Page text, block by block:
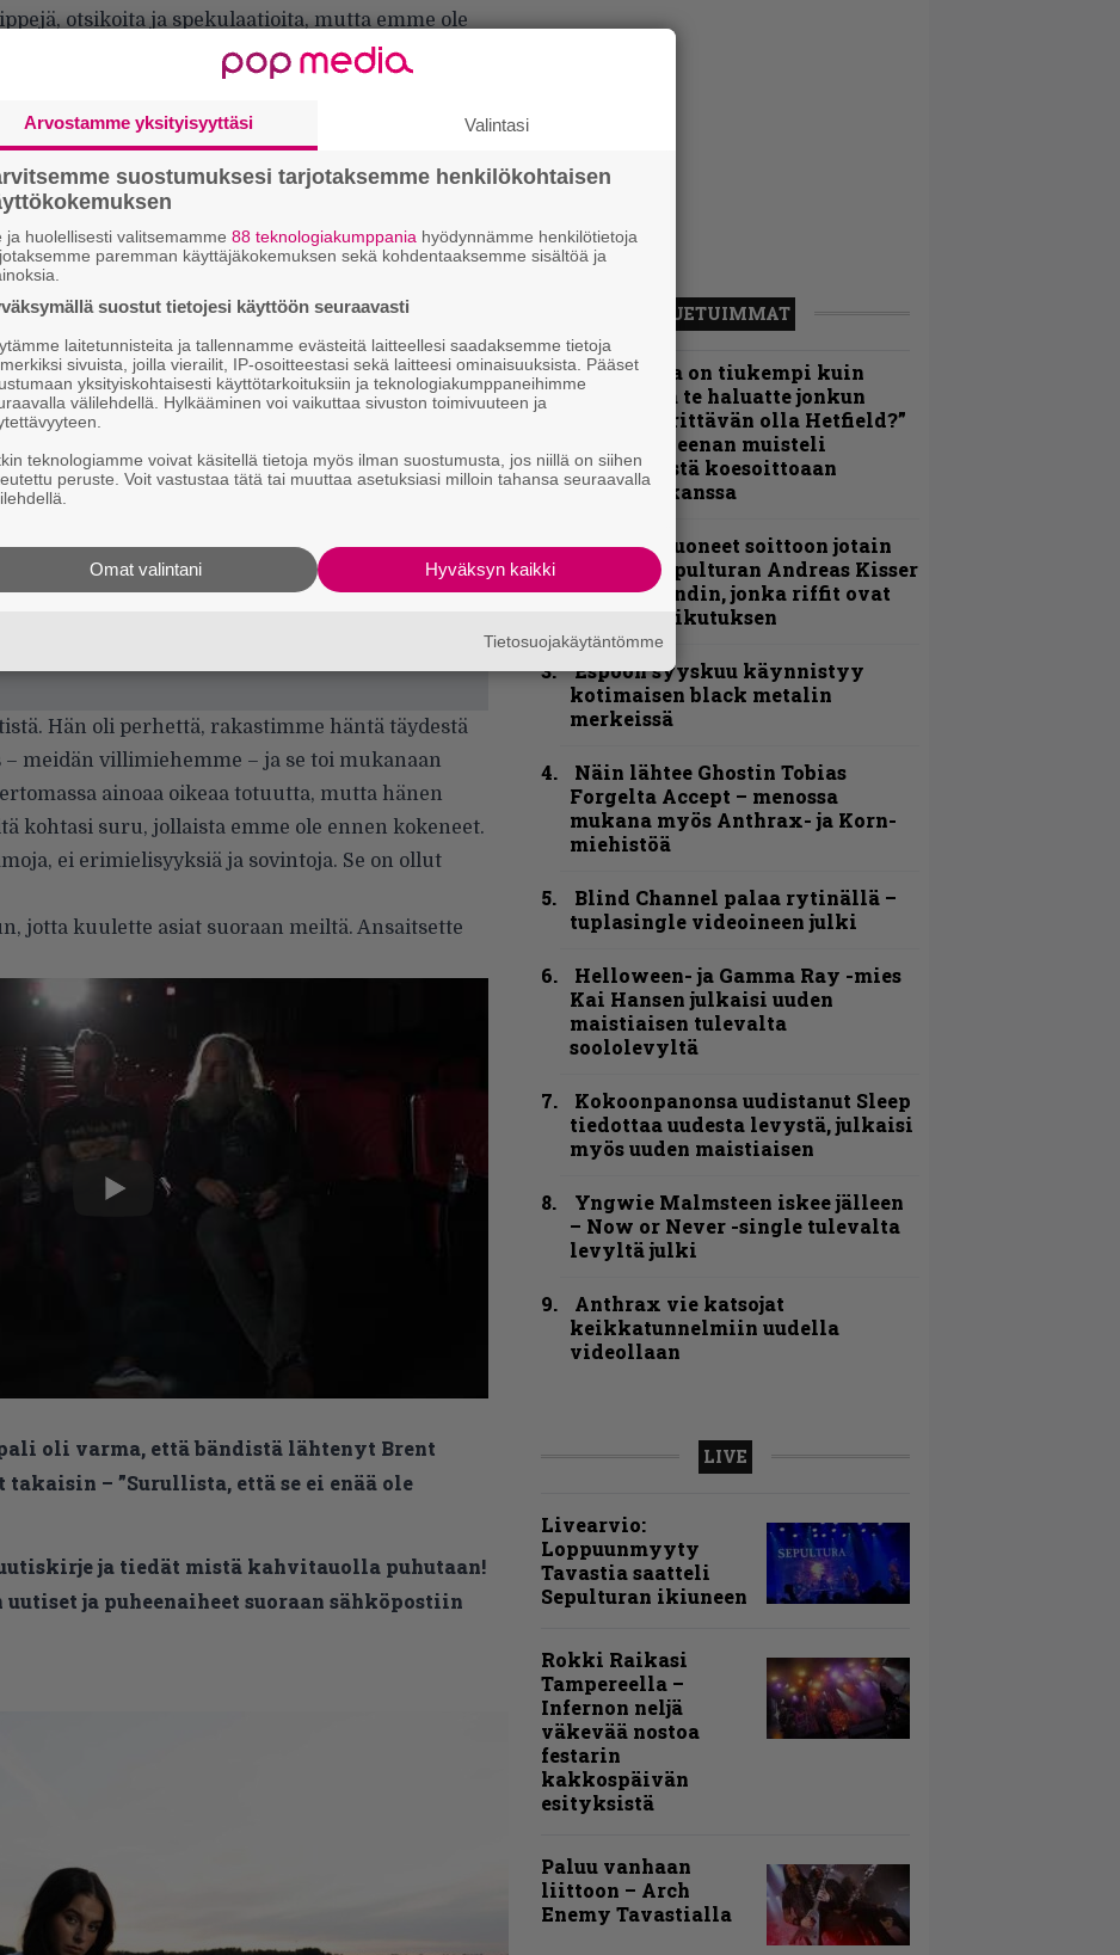
otsikoita ja spekulaatioita, mutta emme ole
kolmikko kirjoittaa somessa videon
Mastodonilta – ensimmäinen julkaisu sitten
Hän oli perhettä, rakastimme häntä täydestä
meidän villimiehemme – ja se toi mukanaan
ainoaa oikeaa totuutta, mutta hänen
kohtasi suru, jollaista emme ole ennen kokeneet.
ei erimielisyyksiä ja sovintoja. Se on ollut
jotta kuulette asiat suoraan meiltä. Ansaitsette
oli varma, että bändistä lähtenyt Brent
– ”Surullista, että se ei enää ole
ja tiedät mistä kahvitauolla puhutaan!
ja puheenaiheet suoraan sähköpostiin
LUETUIMMAT
”Metallica on tiukempi kuin
koskaan ja te haluatte jonkun
nulikan yrittävän olla Hetfield?”
– Pepper Keenan muisteli
ensimmäistä koesoittoaan
hevijätin kanssa
”He ovat tuoneet soittoon jotain
uutta” – Sepulturan Andreas Kisser
nimeää bändin, jonka riffit ovat
tehneet vaikutuksen
Espoon syyskuu käynnistyy
kotimaisen black metalin
merkeissä
Näin lähtee Ghostin Tobias
Forgelta Accept – menossa
mukana myös Anthrax- ja Korn-
miehistöä
Blind Channel palaa rytinällä –
tuplasingle videoineen julki
Helloween- ja Gamma Ray -mies
Kai Hansen julkaisi uuden
maistiaisen tulevalta
soololevyltä
Kokoonpanonsa uudistanut Sleep
tiedottaa uudesta levystä, julkaisi
myös uuden maistiaisen
Yngwie Malmsteen iskee jälleen
– Now or Never -single tulevalta
levyltä julki
Anthrax vie katsojat
keikkatunnelmiin uudella
videollaan
LIVE
Livearvio:
Loppuunmyyty
Tavastia saatteli
Sepulturan ikiuneen
Rokki Raikasi
Tampereella –
Infernon neljä
väkevää nostoa
festarin
kakkospäivän
esityksistä
Paluu vanhaan
liittoon – Arch
Enemy Tavastialla
Arvostamme yksityisyyttäsi Valintasi
suostumuksesi tarjotaksemme henkilökohtaisen
ja huolellisesti valitsemamme 88 teknologiakumppania hyödynnämme henkilötietoja
paremman käyttäjäkokemuksen sekä kohdentaaksemme sisältöä ja
suostut tietojesi käyttöön seuraavasti
laitetunnisteita ja tallennamme evästeitä laitteellesi saadaksemme tietoja
sivuista, joilla vierailit, IP-osoitteestasi sekä laitteesi ominaisuuksista. Pääset
yksityiskohtaisesti käyttötarkoituksiin ja teknologiakumppaneihimme
välilehdellä. Hylkääminen voi vaikuttaa sivuston toimivuuteen ja
teknologiamme voivat käsitellä tietoja myös ilman suostumusta, jos niillä on siihen
peruste. Voit vastustaa tätä tai muuttaa asetuksiasi milloin tahansa seuraavalla
Hyväksyn kaikki
Omat valintani
Tietosuojakäytäntömme